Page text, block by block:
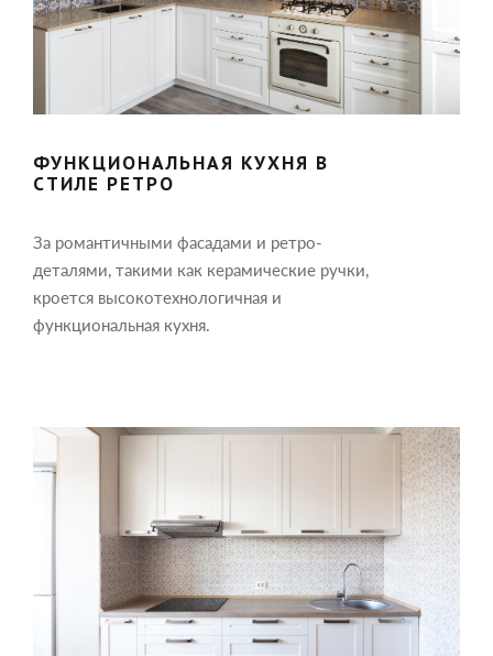
ФУНКЦИОНАЛЬНАЯ КУХНЯ В
СТИЛЕ РЕТРО
За романтичными фасадами и ретро-
деталями, такими как керамические ручки,
кроется высокотехнологичная и
функциональная кухня.